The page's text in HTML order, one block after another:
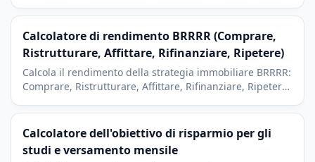
Calcolatore di rendimento BRRRR (Comprare,
Ristrutturare, Affittare, Rifinanziare, Ripetere)
Calcola il rendimento della strategia immobiliare BRRRR:
Comprare, Ristrutturare, Affittare, Rifinanziare, Ripetere.
Calcolatore dell'obiettivo di risparmio per gli
studi e versamento mensile